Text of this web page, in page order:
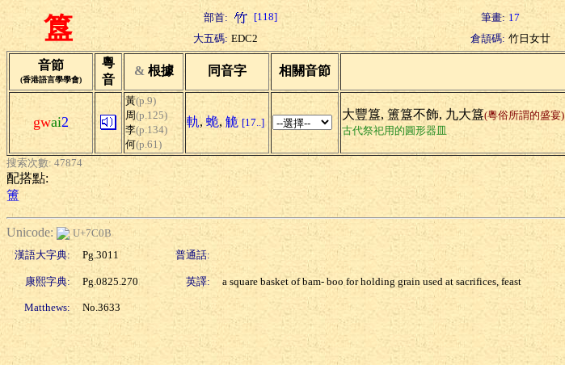
簋 部首: [118] 筆畫: 17
大五碼: EDC2 倉頡碼: 竹日女廿
音節
(香港語言學學會)
粵
音
& 根據 同音字 相關音節
gwai2
黃(p.9)
周(p.125)
李(p.134)
何(p.61)
軌, 蛫, 觤 [17..]
大豐簋, 簠簋不飾, 九大簋(粵俗所謂的盛宴)
古代祭祀用的圓形器皿
搜索次數: 47874
配搭點:
簠
Unicode:
U+7C0B
漢語大字典:
Pg.3011 普通話:
康熙字典: Pg.0825.270 英譯: a square basket of bam- boo for holding grain used at sacrifices, feast
Matthews: No.3633